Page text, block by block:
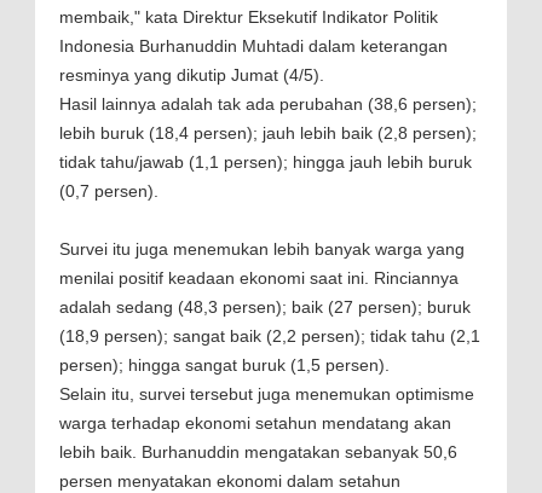
membaik," kata Direktur Eksekutif Indikator Politik
Indonesia Burhanuddin Muhtadi dalam keterangan
resminya yang dikutip Jumat (4/5).
Hasil lainnya adalah tak ada perubahan (38,6 persen);
lebih buruk (18,4 persen); jauh lebih baik (2,8 persen);
tidak tahu/jawab (1,1 persen); hingga jauh lebih buruk
(0,7 persen).
Survei itu juga menemukan lebih banyak warga yang
menilai positif keadaan ekonomi saat ini. Rinciannya
adalah sedang (48,3 persen); baik (27 persen); buruk
(18,9 persen); sangat baik (2,2 persen); tidak tahu (2,1
persen); hingga sangat buruk (1,5 persen).
Selain itu, survei tersebut juga menemukan optimisme
warga terhadap ekonomi setahun mendatang akan
lebih baik. Burhanuddin mengatakan sebanyak 50,6
persen menyatakan ekonomi dalam setahun